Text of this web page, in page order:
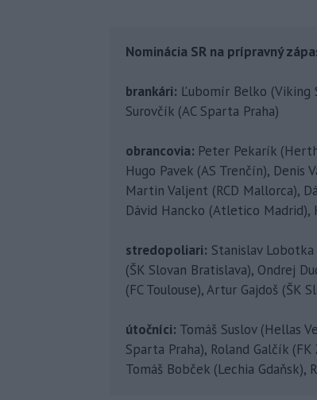
Nominácia SR na prípravný
brankári: Ľubomír Belko (Viking
Surovčík (AC Sparta Praha)
obrancovia: Peter Pekarík
Hugo Pavek (AS Trenčín), Denis
Martin Valjent (RCD Mallorca),
Dávid Hancko (Atletico Madrid),
stredopoliari: Stanislav
(ŠK Slovan Bratislava), Ondrej
(FC Toulouse), Artur Gajdoš (ŠK
útočníci: Tomáš Suslov (Hellas
Sparta Praha), Roland Galčík
Tomáš Bobček (Lechia Gdaňsk),